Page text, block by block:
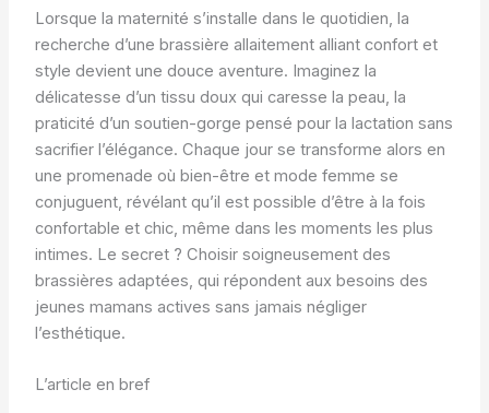
Lorsque la maternité s’installe dans le quotidien, la
recherche d’une brassière allaitement alliant confort et
style devient une douce aventure. Imaginez la
délicatesse d’un tissu doux qui caresse la peau, la
praticité d’un soutien-gorge pensé pour la lactation sans
sacrifier l’élégance. Chaque jour se transforme alors en
une promenade où bien-être et mode femme se
conjuguent, révélant qu’il est possible d’être à la fois
confortable et chic, même dans les moments les plus
intimes. Le secret ? Choisir soigneusement des
brassières adaptées, qui répondent aux besoins des
jeunes mamans actives sans jamais négliger
l’esthétique.
L’article en bref